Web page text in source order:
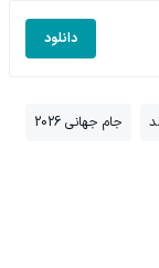
دانلود
جام جهانی 2026